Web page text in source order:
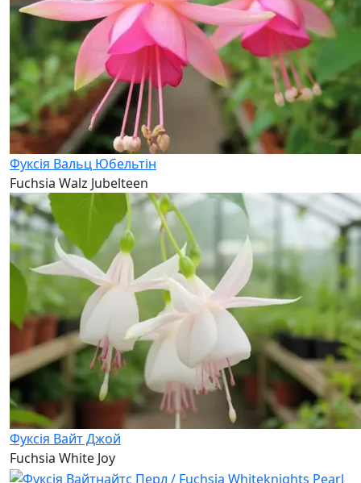
Фуксія Вальц Юбельтін
Fuchsia Walz Jubelteen
Фуксія Вайт Джой
Fuchsia White Joy